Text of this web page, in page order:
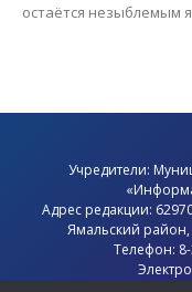
остаётся незыблемым
Учредители:
Адрес редакции:
Ямальский район
Телефон: